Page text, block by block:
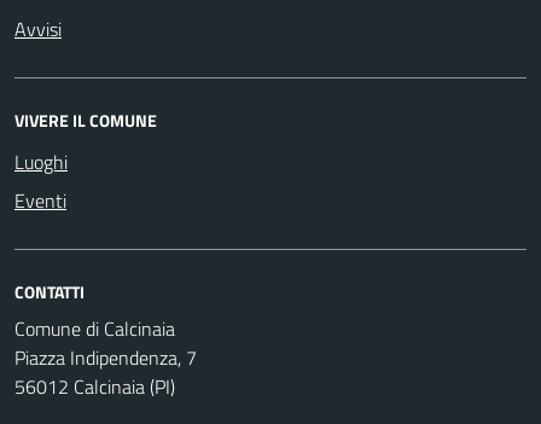
Avvisi
VIVERE IL COMUNE
Luoghi
Eventi
CONTATTI
Comune di Calcinaia
Piazza Indipendenza, 7
56012 Calcinaia (PI)